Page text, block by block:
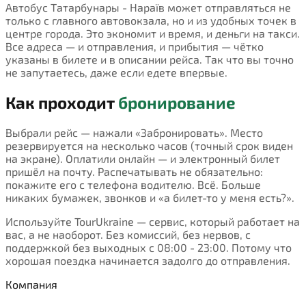
Автобус Татарбунары - Нараїв может отправляться не
только с главного автовокзала, но и из удобных точек в
центре города. Это экономит и время, и деньги на такси.
Все адреса — и отправления, и прибытия — чётко
указаны в билете и в описании рейса. Так что вы точно
не запутаетесь, даже если едете впервые.
Как проходит бронирование
Выбрали рейс — нажали «Забронировать». Место
резервируется на несколько часов (точный срок виден
на экране). Оплатили онлайн — и электронный билет
пришёл на почту. Распечатывать не обязательно:
покажите его с телефона водителю. Всё. Больше
никаких бумажек, звонков и «а билет-то у меня есть?».
Используйте TourUkraine — сервис, который работает на
вас, а не наоборот. Без комиссий, без нервов, с
поддержкой без выходных с 08:00 - 23:00. Потому что
хорошая поездка начинается задолго до отправления.
Компания